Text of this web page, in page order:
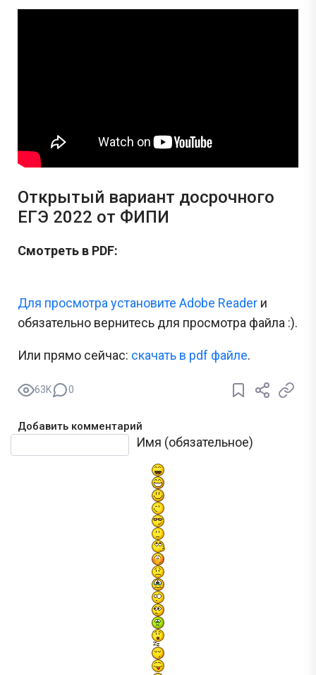
Открытый вариант досрочного
ЕГЭ 2022 от ФИПИ
Смотреть в PDF:
Для просмотра установите Adobe Reader и
обязательно вернитесь для просмотра файла :).
Или прямо сейчас: cкачать в pdf файле.
63K 0
Добавить комментарий
Имя (обязательное)
Текст комментария